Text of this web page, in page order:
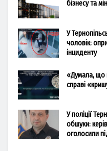
бізнесу та
У
чоловік:
інциденту
«Думала, що
справі
У поліції
обшуки:
оголосили